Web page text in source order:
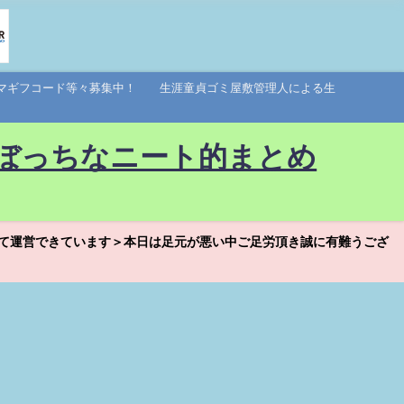
ギフコード等々募集中！ 生涯童貞ゴミ屋敷管理人による生
ちなニート的まとめ
営できています＞本日は足元が悪い中ご足労頂き誠に有難うござ